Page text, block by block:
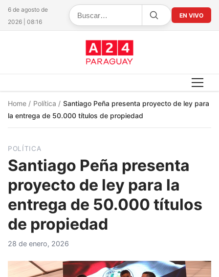
6 de agosto de
2026 | 08:16
EN VIVO
Home / Política / Santiago Peña presenta proyecto de ley para
la entrega de 50.000 títulos de propiedad
POLÍTICA
Santiago Peña presenta
proyecto de ley para la
entrega de 50.000 títulos
de propiedad
28 de enero, 2026